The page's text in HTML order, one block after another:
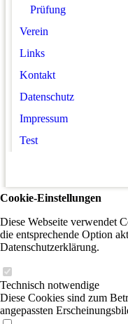
Prüfung
Verein
Links
Kontakt
Datenschutz
Impressum
Test
Cookie-Einstellungen
Diese Webseite verwendet
die entsprechende Option
Datenschutzerklärung.
Technisch notwendige
Diese Cookies sind zum
angepassten